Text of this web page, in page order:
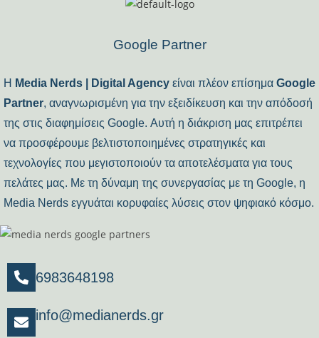
Google Partner
Η Media Nerds | Digital Agency είναι πλέον επίσημα Google
Partner, αναγνωρισμένη για την εξειδίκευση και την απόδοσή
της στις διαφημίσεις Google. Αυτή η διάκριση μας επιτρέπει
να προσφέρουμε βελτιστοποιημένες στρατηγικές και
τεχνολογίες που μεγιστοποιούν τα αποτελέσματα για τους
πελάτες μας. Με τη δύναμη της συνεργασίας με τη Google, η
Media Nerds εγγυάται κορυφαίες λύσεις στον ψηφιακό κόσμο.
6983648198
info@medianerds.gr